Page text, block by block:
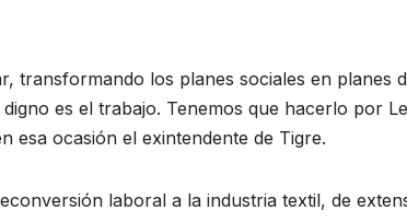
transformando los planes sociales en planes
es el trabajo. Tenemos que hacerlo por
esa ocasión el exintendente de Tigre.